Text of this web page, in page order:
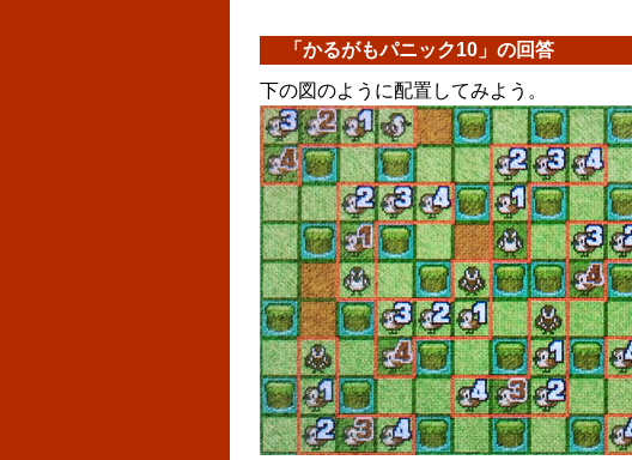
「かるがもパニック10」の回答
下の図のように配置してみよう。